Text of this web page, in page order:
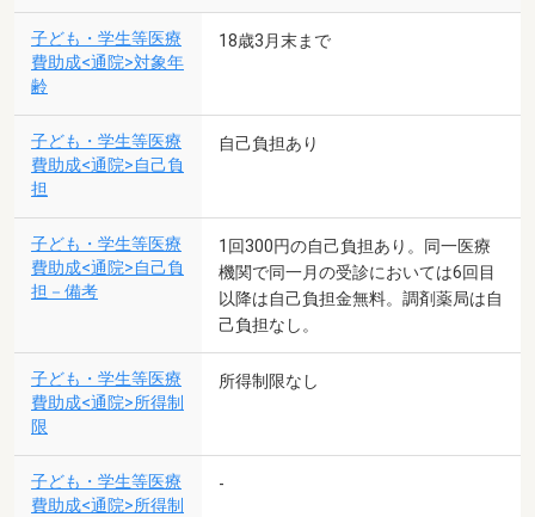
子ども・学生等医療
費助成<通院>対象年
齢
18歳3月末まで
子ども・学生等医療
費助成<通院>自己負
担
自己負担あり
子ども・学生等医療
費助成<通院>自己負
担－備考
1回300円の自己負担あり。同一医療
機関で同一月の受診においては6回目
以降は自己負担金無料。調剤薬局は自
己負担なし。
子ども・学生等医療
費助成<通院>所得制
限
所得制限なし
子ども・学生等医療
費助成<通院>所得制
-